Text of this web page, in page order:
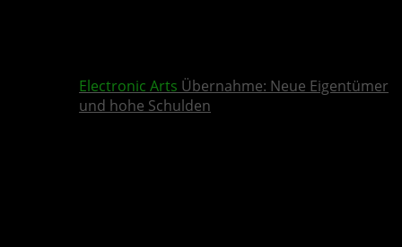
Electronic Arts Übernahme: Neue Eigentümer
und hohe Schulden